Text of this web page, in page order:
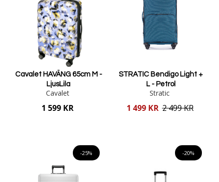
Cavalet HAVÄNG 65cm M -
LjusLila
Cavalet
1 599 KR
STRATIC Bendigo Light +
L - Petrol
Stratic
Reducerat
1 499 KR 2 499 KR
-25% -20%